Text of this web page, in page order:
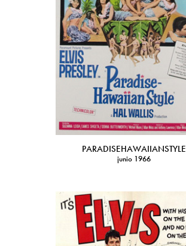
PARADISEHAWAIIANSTYLE
junio 1966